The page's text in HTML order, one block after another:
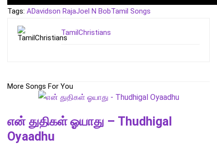
Tags: ADavidson RajaJoel N BobTamil Songs
TamilChristians
More Songs For You
என் துதிகள் ஓயாது – Thudhigal
Oyaadhu